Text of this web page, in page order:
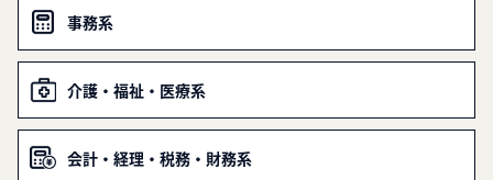
事務系
介護・福祉・医療系
会計・経理・税務・財務系